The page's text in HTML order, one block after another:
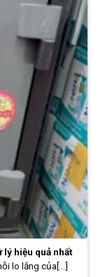
hiệu quả nhất
lo lắng của[...]